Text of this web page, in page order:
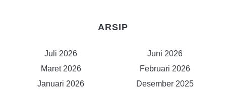
ARSIP
Juli 2026
Juni 2026
Maret 2026
Februari 2026
Januari 2026
Desember 2025